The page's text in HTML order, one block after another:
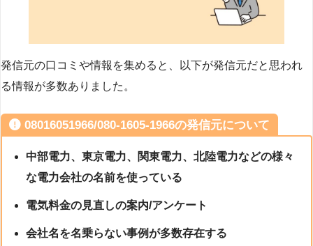
発信元の口コミや情報を集めると、以下が発信元だと思われ
る情報が多数ありました。
08016051966/080-1605-1966の発信元について
中部電力、東京電力、関東電力、北陸電力などの様々
な電力会社の名前を使っている
電気料金の見直しの案内/アンケート
会社名を名乗らない事例が多数存在する